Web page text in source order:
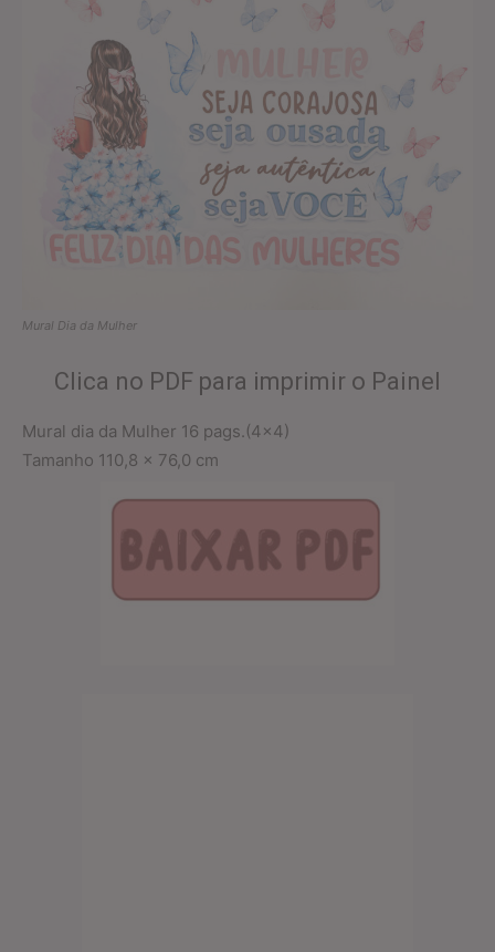
Mural Dia da Mulher
Clica no PDF para imprimir o Painel
Mural dia da Mulher 16 pags.(4×4)
Tamanho 110,8 x 76,0 cm